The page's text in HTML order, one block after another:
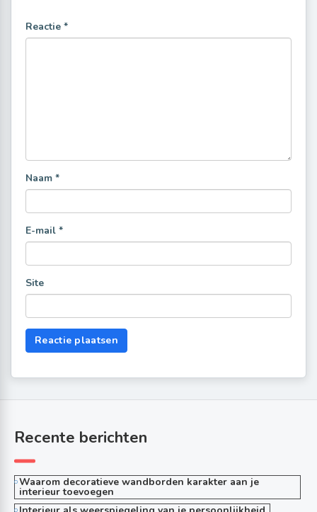
Reactie *
Naam *
E-mail *
Site
Recente berichten
Waarom decoratieve wandborden karakter aan je
interieur toevoegen